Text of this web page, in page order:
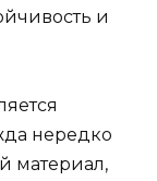
и
нередко
материал,